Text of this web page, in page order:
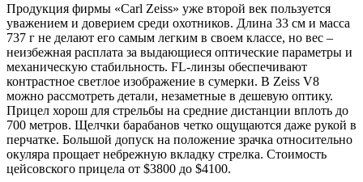
Продукция фирмы «Carl Zeiss» уже второй век пользуется
уважением и доверием среди охотников. Длина 33 см и масса
737 г не делают его самым легким в своем классе, но вес –
неизбежная расплата за выдающиеся оптические параметры и
механическую стабильность. FL-линзы обеспечивают
контрастное светлое изображение в сумерки. В Zeiss V8
можно рассмотреть детали, незаметные в дешевую оптику.
Прицел хорош для стрельбы на средние дистанции вплоть до
700 метров. Щелчки барабанов четко ощущаются даже рукой в
перчатке. Большой допуск на положение зрачка относительно
окуляра прощает небрежную вкладку стрелка. Стоимость
цейсовского прицела от $3800 до $4100.